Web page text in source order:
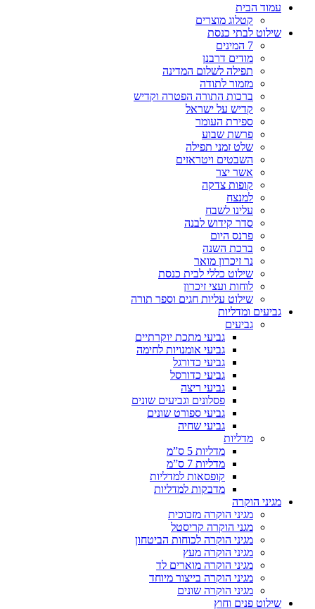
עמוד הבית
קטלוג מוצרים
שילוט לבתי כנסת
7 המינים
מודים דרבנן
תפילה לשלום המדינה
מזמור לתודה
ברכות התורה הפטרה וקדיש
קדיש על ישראל
ספירת העומר
פרשת שבוע
שלט זמני תפילה
השבטים ויטראזים
אשר יצר
קופות צדקה
למנצח
עלינו לשבח
סדר קידוש לבנה
פרנס היום
ברכת השנה
נר זיכרון מואר
שילוט כללי לבית כנסת
לוחות ועצי זיכרון
שילוט עליות חגים וספר תורה
גביעים ומדליות
גביעים
גביעי מתכת יוקרתיים
גביעי אומנויות לחימה
גביעי כדורגל
גביעי כדורסל
גביעי ריצה
פסלונים וגביעים שונים
גביעי ספורט שונים
גביעי שחיה
מדליות
מדליות 5 ס”מ
מדליות 7 ס”מ
קופסאות למדליות
מדבקות למדליות
מגיני הוקרה
מגיני הוקרה מזכוכית
מגני הוקרה קריסטל
מגיני הוקרה לכוחות הביטחון
מגיני הוקרה מעץ
מגיני הוקרה מוארים לד
מגיני הוקרה בייצור מיוחד
מגיני הוקרה שונים
שילוט פנים וחוץ